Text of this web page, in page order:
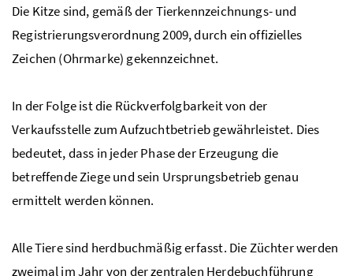
Die Kitze sind, gemäß der Tierkennzeichnungs- und
Registrierungsverordnung 2009, durch ein offizielles
Zeichen (Ohrmarke) gekennzeichnet.
In der Folge ist die Rückverfolgbarkeit von der
Verkaufsstelle zum Aufzuchtbetrieb gewährleistet. Dies
bedeutet, dass in jeder Phase der Erzeugung die
betreffende Ziege und sein Ursprungsbetrieb genau
ermittelt werden können.
Alle Tiere sind herdbuchmäßig erfasst. Die Züchter werden
zweimal im Jahr von der zentralen Herdebuchführung